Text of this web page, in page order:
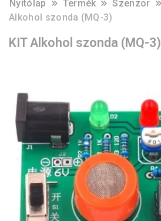
Nyitólap Termék Szenzor
Alkohol szonda (MQ-3)
KIT Alkohol szonda (MQ-3)